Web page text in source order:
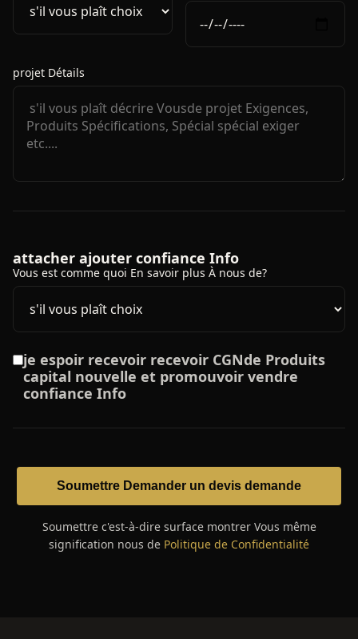
projet Détails
attacher ajouter confiance Info
Vous est comme quoi En savoir plus À nous de?
je espoir recevoir recevoir CGNde Produits
capital nouvelle et promouvoir vendre
confiance Info
Soumettre Demander un devis demande
Soumettre c'est-à-dire surface montrer Vous même
signification nous de Politique de Confidentialité